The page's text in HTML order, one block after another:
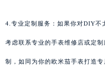
4.专业定制服务：如果你对DIY不
考虑联系专业的手表维修店或定
制，如同为你的欧米茄手表打造专